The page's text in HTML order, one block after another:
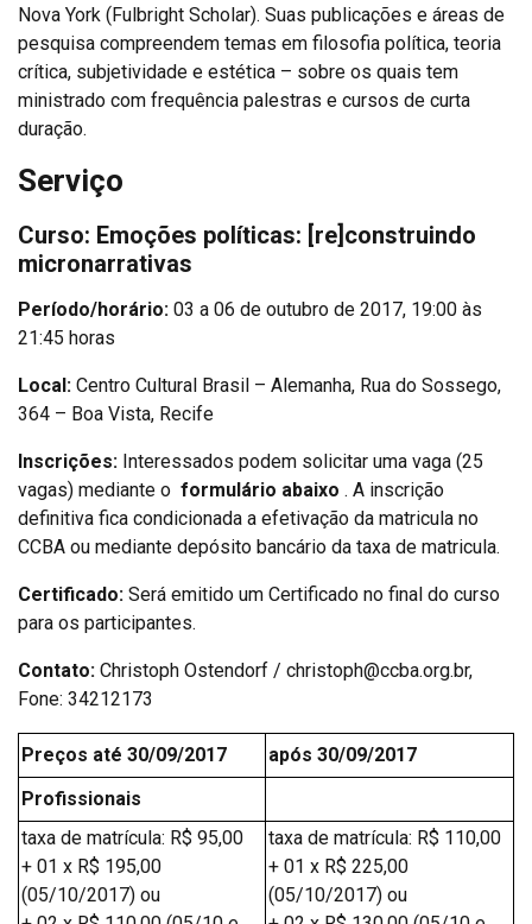
Nova York (Fulbright Scholar). Suas publicações e áreas de
pesquisa compreendem temas em filosofia política, teoria
crítica, subjetividade e estética – sobre os quais tem
ministrado com frequência palestras e cursos de curta
duração.
Serviço
Curso: Emoções políticas: [re]construindo
micronarrativas
Período/horário: 03 a 06 de outubro de 2017, 19:00 às
21:45 horas
Local: Centro Cultural Brasil – Alemanha, Rua do Sossego,
364 – Boa Vista, Recife
Inscrições: Interessados podem solicitar uma vaga (25
vagas) mediante o formulário abaixo . A inscrição
definitiva fica condicionada a efetivação da matricula no
CCBA ou mediante depósito bancário da taxa de matricula.
Certificado: Será emitido um Certificado no final do curso
para os participantes.
Contato: Christoph Ostendorf / christoph@ccba.org.br,
Fone: 34212173
Preços até 30/09/2017
após 30/09/2017
Profissionais
taxa de matrícula: R$ 95,00
+ 01 x R$ 195,00
(05/10/2017) ou
taxa de matrícula: R$ 110,00
+ 01 x R$ 225,00
(05/10/2017) ou